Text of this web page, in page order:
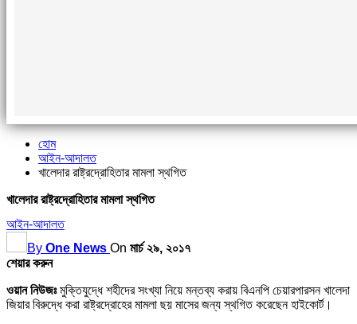
হোম
আইন-আদালত
খালেদার রাষ্ট্রদ্রোহিতার মামলা স্থগিত
খালেদার রাষ্ট্রদ্রোহিতার মামলা স্থগিত
আইন-আদালত
By One News On মার্চ ২৯, ২০১৭
শেয়ার করুন
ওয়ান নিউজঃমুক্তিযুদ্ধে শহীদের সংখ্যা নিয়ে মন্তব্য করায় বিএনপি চেয়ারপারসন খালেদা
জিয়ার বিরুদ্ধে করা রাষ্ট্রদ্রোহের মামলা ছয় মাসের জন্য স্থগিত করেছেন হাইকোর্ট।